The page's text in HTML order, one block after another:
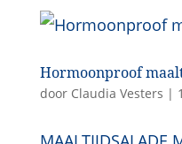
Hormoonproof
door Claudia Vesters |